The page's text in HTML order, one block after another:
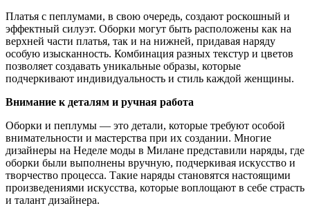
Платья с пеплумами, в свою очередь, создают роскошный и
эффектный силуэт. Оборки могут быть расположены как на
верхней части платья, так и на нижней, придавая наряду
особую изысканность. Комбинация разных текстур и цветов
позволяет создавать уникальные образы, которые
подчеркивают индивидуальность и стиль каждой женщины.
Внимание к деталям и ручная работа
Оборки и пеплумы — это детали, которые требуют особой
внимательности и мастерства при их создании. Многие
дизайнеры на Неделе моды в Милане представили наряды, где
оборки были выполнены вручную, подчеркивая искусство и
творчество процесса. Такие наряды становятся настоящими
произведениями искусства, которые воплощают в себе страсть
и талант дизайнера.